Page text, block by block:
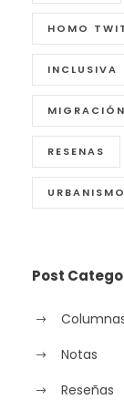
HOMO
INCLUSIVA
MIGRACIÓN
RESENAS
Post
Notas
Reseñas